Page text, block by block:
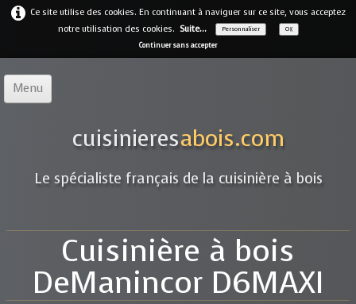
Ce site utilise des cookies. En continuant à naviguer sur ce site, vous acceptez
notre utilisation des cookies. Suite... Personnaliser OK
Continuer sans accepter
Menu
Notre offre▼
Notre entreprise
Galerie▼
Marques ▼
cuisinieresabois.com
Le spécialiste français de la cuisinière à bois
Cuisinière à bois
DeManincor D6MAXI